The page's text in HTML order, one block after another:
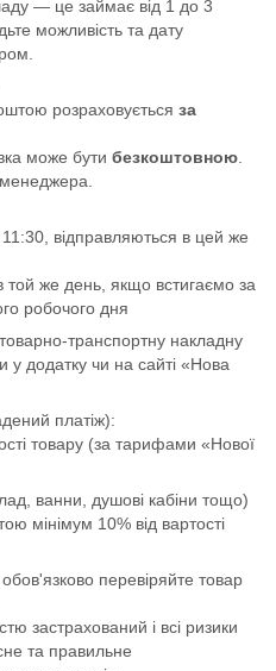
— це займає від 1 до 3
можливість та дату
розраховується за
може бути безкоштовною
відправляються в цей же
же день, якщо встигаємо за
робочого дня
транспортну накладну
додатку чи на сайті «Нова
платіж):
товару (за тарифами «Нової
ванни, душові кабіни тощо)
мінімум 10% від вартості
перевіряйте товар
застрахований і всі ризики
та правильне